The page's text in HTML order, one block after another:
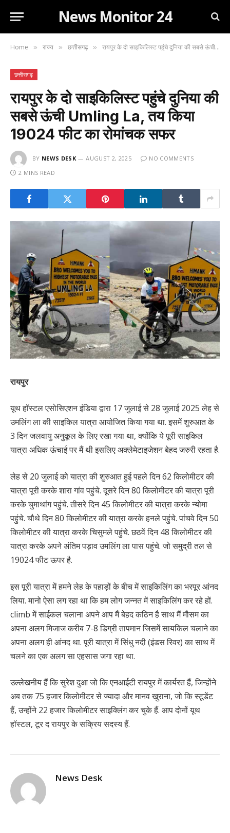
News Monitor 24
Home » राज्य » छत्तीसगढ़ » रायपुर के दो साइकिलिस्ट पहुंचे दुनिया की सबसे ऊंची Umling La, तय किया 19024 फीट का रोमांचक सफर
छत्तीसगढ़
रायपुर के दो साइकिलिस्ट पहुंचे दुनिया की
सबसे ऊंची Umling La, तय किया
19024 फीट का रोमांचक सफर
BY NEWS DESK AUGUST 2, 2025
NO COMMENTS
2 MINS READ
रायपुर
यूथ हॉस्टल एसोसिएशन इंडिया द्वारा 17 जुलाई से 28 जुलाई 2025 लेह से
उमलिंग ला की साइकिल यात्रा आयोजित किया गया था. इसमें शुरुआत के
3 दिन जलवायु अनुकूल के लिए रखा गया था, क्योंकि ये पूरी साइकिल
यात्रा अधिक ऊंचाई पर मैं थी इसलिए अक्लेमेटाइजेशन बेहद जरुरी रहता है.
लेह से 20 जुलाई को यात्रा की शुरुआत हुई पहले दिन 62 किलोमीटर की
यात्रा पूरी करके शारा गांव पहुंचे. दूसरे दिन 80 किलोमीटर की यात्रा पूरी
करके चुमाथांग पहुंचे. तीसरे दिन 45 किलोमीटर की यात्रा करके न्योमा
पहुंचे. चौथे दिन 80 किलोमीटर की यात्रा करके हनले पहुंचे. पांचवे दिन 50
किलोमीटर की यात्रा करके चिसुमले पहुंचे. छठवें दिन 48 किलोमीटर की
यात्रा करके अपने अंतिम पड़ाव उमलिंग ला पास पहुंचे. जो समुद्री तल से
19024 फीट ऊपर है.
इस पूरी यात्रा में हमने लेह के पहाड़ों के बीच में साइकिलिंग का भरपूर आंनद
लिया. मानो ऐसा लग रहा था कि हम लोग जन्नत में साइकिलिंग कर रहे हों.
climb में साईकल चलाना अपने आप मैं बेहद कठिन है साथ मैं मौसम का
अपना अलग मिजाज करीब 7-8 डिग्री तापमान जिसमें सायकिल चलाने का
अपना अलग ही आंनद था. पूरी यात्रा में सिंधु नदी (इंडस रिवर) का साथ में
चलने का एक अलग सा एहसास जगा रहा था.
उल्लेखनीय हैं कि सुरेश दुआ जो कि एनआईटी रायपुर में कार्यरत हैं, जिन्होंने
अब तक 75 हजार किलोमीटर से ज्यादा और मानव खुराना, जो कि स्टूडेंट
हैं, उन्होंने 22 हजार किलोमीटर साइक्लिंग कर चुके हैं. आप दोनों यूथ
हॉस्टल, टूर द रायपुर के सक्रिय सदस्य हैं.
News Desk